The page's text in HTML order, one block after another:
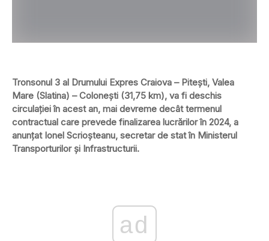
Tronsonul 3 al Drumului Expres Craiova – Pitești, Valea
Mare (Slatina) – Colonești (31,75 km), va fi deschis
circulației în acest an, mai devreme decât termenul
contractual care prevede finalizarea lucrărilor în 2024, a
anunțat Ionel Scrioșteanu, secretar de stat în Ministerul
Transporturilor și Infrastructurii.
ad